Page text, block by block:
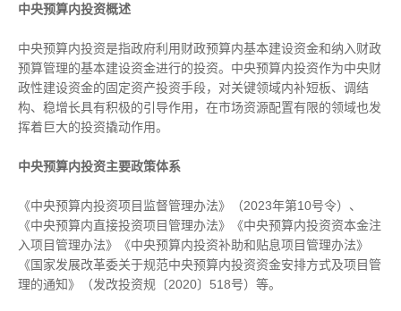
中央预算内投资概述
中央预算内投资是指政府利用财政预算内基本建设资金和纳入财政
预算管理的基本建设资金进行的投资。中央预算内投资作为中央财
政性建设资金的固定资产投资手段，对关键领域内补短板、调结
构、稳增长具有积极的引导作用，在市场资源配置有限的领域也发
挥着巨大的投资撬动作用。
中央预算内投资主要政策体系
《中央预算内投资项目监督管理办法》（2023年第10号令）、
《中央预算内直接投资项目管理办法》《中央预算内投资资本金注
入项目管理办法》《中央预算内投资补助和贴息项目管理办法》
《国家发展改革委关于规范中央预算内投资资金安排方式及项目管
理的通知》（发改投资规〔2020〕518号）等。